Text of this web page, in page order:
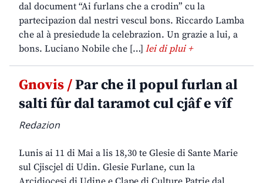
dal document “Ai furlans che a crodin” cu la
partecipazion dal nestri vescul bons. Riccardo Lamba
che al à presiedude la celebrazion. Un grazie a lui, a
bons. Luciano Nobile che […] lei di plui +
Gnovis /Par che il popul furlan al
salti fûr dal taramot cul cjâf e vîf
Redazion
Lunis ai 11 di Mai a lis 18,30 te Glesie di Sante Marie
sul Cjiscjel di Udin. Glesie Furlane, cun la